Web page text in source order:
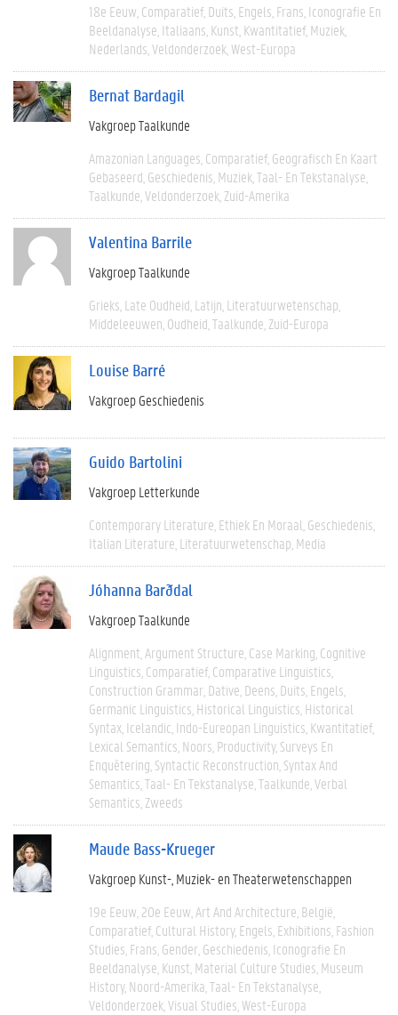
18e Eeuw Comparatief Duits Engels Frans Iconografie En
Beeldanalyse Italiaans Kunst Kwantitatief Muziek
Nederlands Veldonderzoek West-Europa
Bernat Bardagil
Vakgroep Taalkunde
Amazonian Languages Comparatief Geografisch En Kaart
Gebaseerd Geschiedenis Muziek Taal- En Tekstanalyse
Taalkunde Veldonderzoek Zuid-Amerika
Valentina Barrile
Vakgroep Taalkunde
Grieks Late Oudheid Latijn Literatuurwetenschap
Middeleeuwen Oudheid Taalkunde Zuid-Europa
Louise Barré
Vakgroep Geschiedenis
Guido Bartolini
Vakgroep Letterkunde
Contemporary Literature Ethiek En Moraal Geschiedenis
Italian Literature Literatuurwetenschap Media
Jóhanna Barðdal
Vakgroep Taalkunde
Alignment Argument Structure Case Marking Cognitive
Linguistics Comparatief Comparative Linguistics
Construction Grammar Dative Deens Duits Engels
Germanic Linguistics Historical Linguistics Historical
Syntax Icelandic Indo-Eureopan Linguistics Kwantitatief
Lexical Semantics Noors Productivity Surveys En
Enquêtering Syntactic Reconstruction Syntax And
Semantics Taal- En Tekstanalyse Taalkunde Verbal
Semantics Zweeds
Maude Bass-Krueger
Vakgroep Kunst-, Muziek- en Theaterwetenschappen
19e Eeuw 20e Eeuw Art And Architecture België
Comparatief Cultural History Engels Exhibitions Fashion
Studies Frans Gender Geschiedenis Iconografie En
Beeldanalyse Kunst Material Culture Studies Museum
History Noord-Amerika Taal- En Tekstanalyse
Veldonderzoek Visual Studies West-Europa